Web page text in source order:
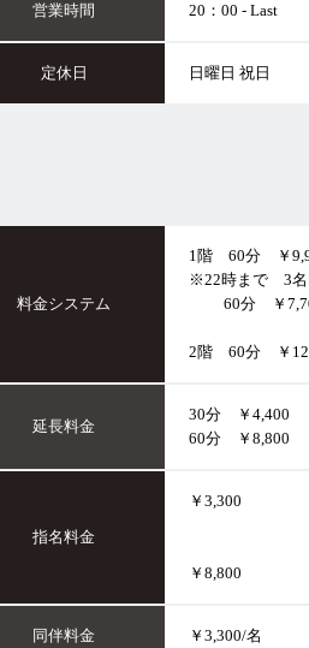
営業時間 20：00 - Last
定休日 日曜日 祝日
料金システム
1階 60分 ￥
※22時まで 3名
60分 ￥
2階 60分 ￥
延長料金
30分 ￥4,400
60分 ￥8,800
指名料金
￥3,300
￥8,800
同伴料金 ￥3,300/名